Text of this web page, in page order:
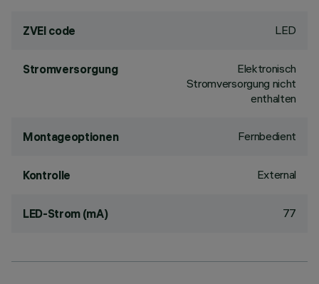
ZVEI code LED
Stromversorgung
Elektronisch
Stromversorgung nicht
enthalten
Montageoptionen Fernbedient
Kontrolle External
LED-Strom (mA) 77